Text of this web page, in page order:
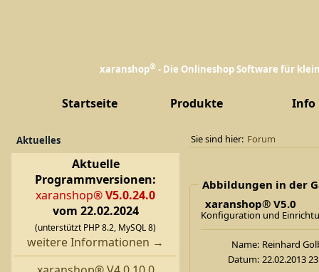
xaranshop® - Die Onlineshop Software für
Startseite Produkte Info
Aktuelles
Aktuelle
Programmversionen:
xaranshop®V5.0.24.0
vom 22.02.2024
(unterstützt PHP 8.2, MySQL 8)
weitere Informationen →
Sie sind hier: Forum
Abbildungen in der
xaranshop® V5.0
Konfiguration und
Name: Reinhard
Datum: 22.02.2013